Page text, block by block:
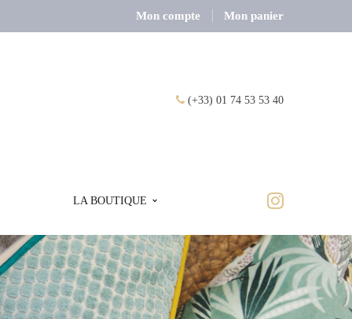
Mon compte Mon panier
(+33) 01 74 53 53 40
LA BOUTIQUE